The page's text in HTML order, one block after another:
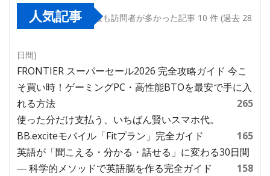
人気記事 最も訪問者が多かった記事 10 件 (過去 28
日間)
FRONTIER スーパーセール2026 完全攻略ガイド 今こ
そ買い時！ゲーミングPC・高性能BTOを最安で手に入
れる方法
265
使った分だけ支払う、いちばん賢いスマホ代。
BB.exciteモバイル「Fitプラン」完全ガイド
165
英語が「聞こえる・分かる・話せる」に変わる30日間
― 科学的メソッドで英語脳を作る完全ガイド
158